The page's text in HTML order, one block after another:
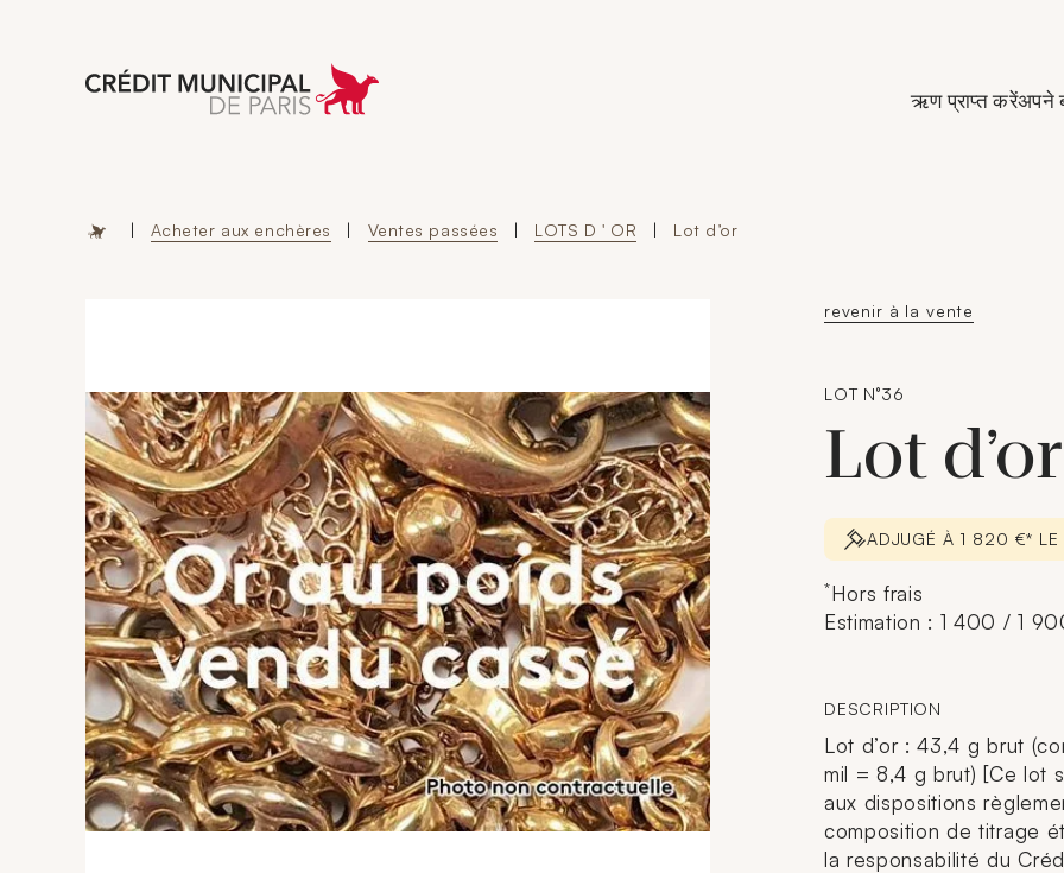
Aller à l'accueil de Crédit Municipal de Paris
ऋण प्राप्त करेंअपने
| Acheter aux enchères | Ventes passées | LOTS D ' OR | Lot d’or
revenir à la vente
LOT N°36
Lot
ADJUGÉ À 1 820 €*
*Hors frais
Estimation : 1 400 / 1
DESCRIPTION
Lot d’or : 43,4 g brut
mil = 8,4 g brut) [Ce lot
aux dispositions
composition de titrage
la responsabilité du